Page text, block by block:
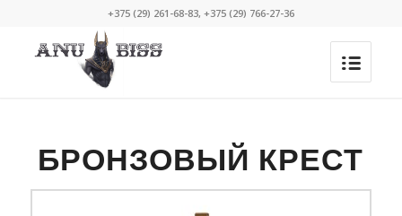
+375 (29) 261-68-83, +375 (29) 766-27-36
БРОНЗОВЫЙ КРЕСТ